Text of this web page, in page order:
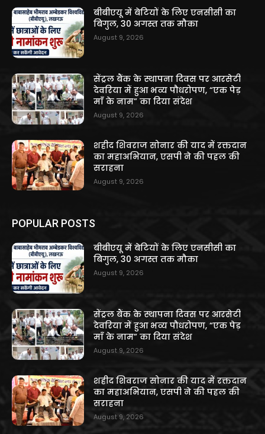
बीबीएयू में बेटियों के लिए एनसीसी का
बिगुल, 30 अगस्त तक मौका
August 9, 2026
सेंट्रल बैंक के स्थापना दिवस पर आरसेटी
देवरिया में हुआ भव्य पौधरोपण, “एक पेड़
माँ के नाम” का दिया संदेश
August 9, 2026
शहीद शिवराज सोनार की याद में रक्तदान
का महाअभियान, एसपी ने की पहल की
सराहना
August 9, 2026
POPULAR POSTS
बीबीएयू में बेटियों के लिए एनसीसी का
बिगुल, 30 अगस्त तक मौका
August 9, 2026
सेंट्रल बैंक के स्थापना दिवस पर आरसेटी
देवरिया में हुआ भव्य पौधरोपण, “एक पेड़
माँ के नाम” का दिया संदेश
August 9, 2026
शहीद शिवराज सोनार की याद में रक्तदान
का महाअभियान, एसपी ने की पहल की
सराहना
August 9, 2026